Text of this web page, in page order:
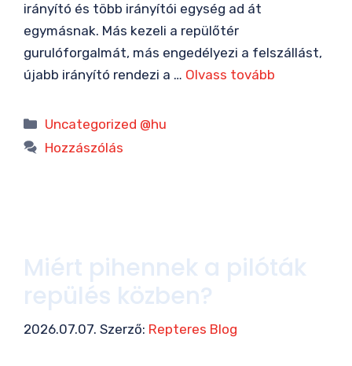
irányító és több irányítói egység ad át
egymásnak. Más kezeli a repülőtér
gurulóforgalmát, más engedélyezi a felszállást,
újabb irányító rendezi a … Olvass tovább
Kategória
Uncategorized @hu
Hozzászólás
Miért pihennek a pilóták
repülés közben?
2026.07.07. Szerző: Repteres Blog